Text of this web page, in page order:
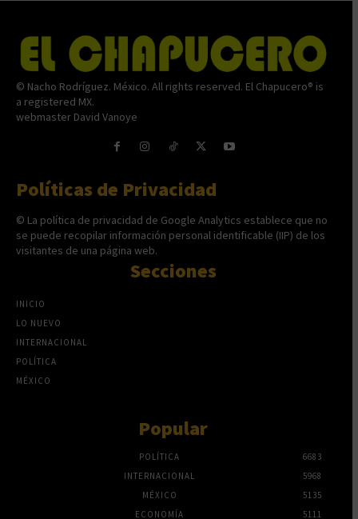
© Nacho Rodríguez. México. All rights reserved. El Chapucero® is
a registered MX.
webmaster David Vanoye
Políticas de Privacidad
© La política de privacidad de Google Analytics establece que no
se puede recopilar información personal identificable (IIP) de los
visitantes de una página web.
Secciones
INICIO
LO NUEVO
INTERNACIONAL
POLÍTICA
MÉXICO
Popular
POLÍTICA
6683
INTERNACIONAL
5968
MÉXICO
5135
ECONOMÍA
5111